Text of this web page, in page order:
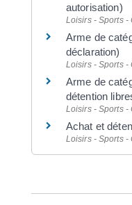
autorisation)
Loisirs - Sports -
Arme de
déclaration)
Loisirs - Sports -
Arme de
détention
Loisirs - Sports -
Achat et
Loisirs - Sports -